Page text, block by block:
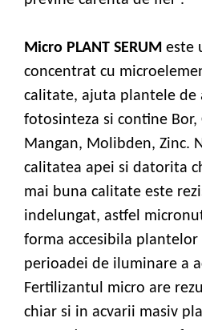
Micro PLANT SERUM este
concentrat cu
calitate, ajuta plantele de
fotosinteza si contine Bor,
Mangan, Molibden, Zinc.
calitatea apei si datorita
mai buna calitate este
indelungat, astfel
forma accesibila
perioadei de iluminare a
Fertilizantul micro are
chiar si in acvarii masiv